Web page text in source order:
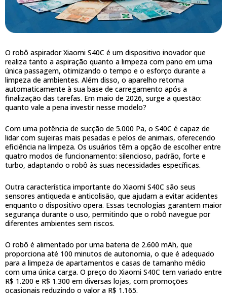
O robô aspirador Xiaomi S40C é um dispositivo inovador que
realiza tanto a aspiração quanto a limpeza com pano em uma
única passagem, otimizando o tempo e o esforço durante a
limpeza de ambientes. Além disso, o aparelho retorna
automaticamente à sua base de carregamento após a
finalização das tarefas. Em maio de 2026, surge a questão:
quanto vale a pena investir nesse modelo?
Com uma potência de sucção de 5.000 Pa, o S40C é capaz de
lidar com sujeiras mais pesadas e pelos de animais, oferecendo
eficiência na limpeza. Os usuários têm a opção de escolher entre
quatro modos de funcionamento: silencioso, padrão, forte e
turbo, adaptando o robô às suas necessidades específicas.
Outra característica importante do Xiaomi S40C são seus
sensores antiqueda e anticolisão, que ajudam a evitar acidentes
enquanto o dispositivo opera. Essas tecnologias garantem maior
segurança durante o uso, permitindo que o robô navegue por
diferentes ambientes sem riscos.
O robô é alimentado por uma bateria de 2.600 mAh, que
proporciona até 100 minutos de autonomia, o que é adequado
para a limpeza de apartamentos e casas de tamanho médio
com uma única carga. O preço do Xiaomi S40C tem variado entre
R$ 1.200 e R$ 1.300 em diversas lojas, com promoções
ocasionais reduzindo o valor a R$ 1.165.